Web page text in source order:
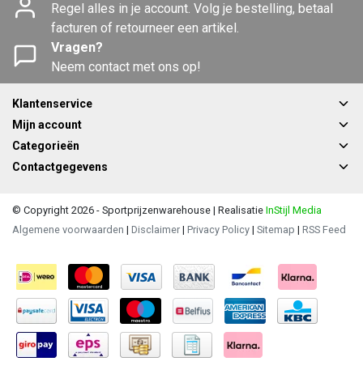
Regel alles in je account. Volg je bestelling, betaal
facturen of retourneer een artikel.
Vragen?
Neem contact met ons op!
Klantenservice
Mijn account
Categorieën
Contactgegevens
© Copyright 2026 - Sportprijzenwarehouse | Realisatie InStijl Media
Algemene voorwaarden | Disclaimer | Privacy Policy | Sitemap | RSS Feed